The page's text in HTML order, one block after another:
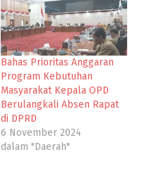
Bahas Prioritas Anggaran
Program Kebutuhan
Masyarakat Kepala OPD
Berulangkali Absen Rapat
di DPRD
6 November 2024
dalam "Daerah"